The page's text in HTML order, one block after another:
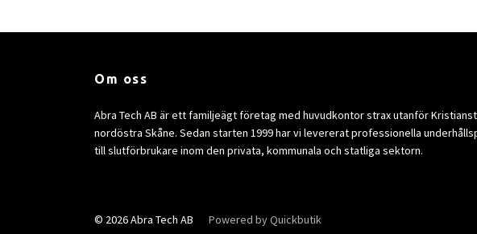
Om oss
Abra Tech AB är ett familjeägt företag med huvudkontor strax utanför
nordöstra Skåne. Sedan starten 1999 har vi levererat professionella
till slutförbrukare inom den privata, kommunala och statliga sektorn.
© 2026 Abra Tech AB Powered by Quickbutik